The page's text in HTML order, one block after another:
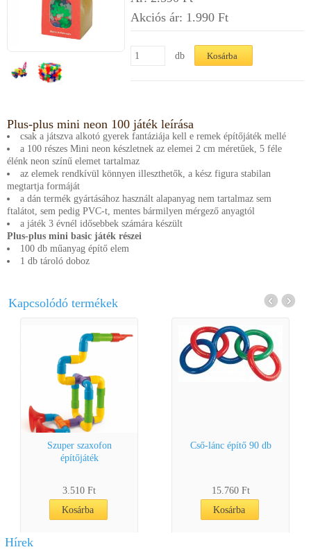
Akciós ár: 1.990Ft
db
Plus-plus mini neon 100 játék leírása
csak a játszva alkotó gyerek fantáziája kell e remek építőjáték mellé
a 100 részes Mini neon készletnek az elemei 2 cm méretűek, 5 féle
élénk neon színű elemet tartalmaz
az elemek rendkívül könnyen illeszthetők, a kész figura stabilan
megtartja formáját
a dán termék gyártásához használt alapanyag nem tartalmaz sem
ftalátot, sem pedig PVC-t, mentes bármilyen mérgező anyagtól
a játék 3 évnél idősebbek számára készült
Plus-plus mini basic játék részei
100 db műanyag építő elem
1 db tároló doboz
Kapcsolódó termékek
Szuper szaxofon
építőjáték
3.510 Ft
Kosárba
Cső-lánc építő 90 db
15.760 Ft
Kosárba
Hírek